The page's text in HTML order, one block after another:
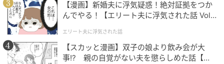
【漫画】新婚夫に浮気疑惑！絶対証拠をつか
んでやる！【エリート夫に浮気された話 Vol.
エリート夫に浮気された話
【スカッと漫画】双子の娘より飲み会が大
事!? 親の自覚がない夫を懲らしめた話【第1